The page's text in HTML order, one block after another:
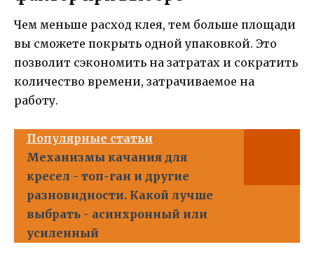
Чем меньше расход клея, тем больше площади
вы сможете покрыть одной упаковкой. Это
позволит сэкономить на затратах и сократить
количество времени, затрачиваемое на
работу.
Популярные статьи
Механизмы качания для
кресел - топ-ган и другие
разновидности. Какой лучше
выбрать - асинхронный или
усиленный